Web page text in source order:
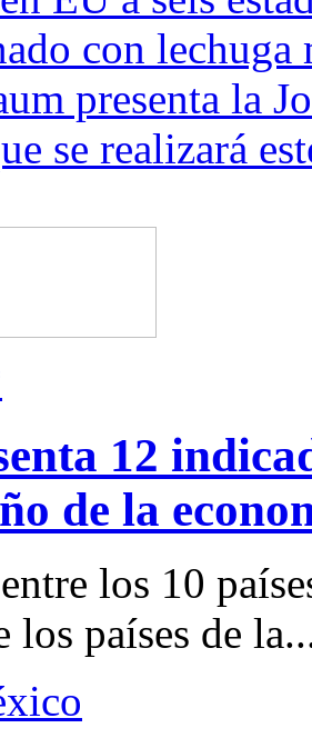
con lechuga
presenta la
se realizará
12
de la
los 10
los países de